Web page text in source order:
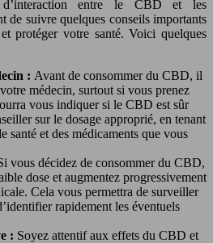
entre le CBD et les
de suivre quelques conseils importants
protéger votre santé. Voici quelques
: Avant de consommer du CBD, il
médecin, surtout si vous prenez
vous indiquer si le CBD est sûr
sur le dosage approprié, en tenant
santé et des médicaments que vous
vous décidez de consommer du CBD,
dose et augmentez progressivement
Cela vous permettra de surveiller
rapidement les éventuels
: Soyez attentif aux effets du CBD et